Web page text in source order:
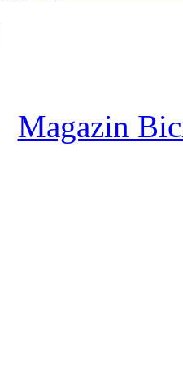
Magazin